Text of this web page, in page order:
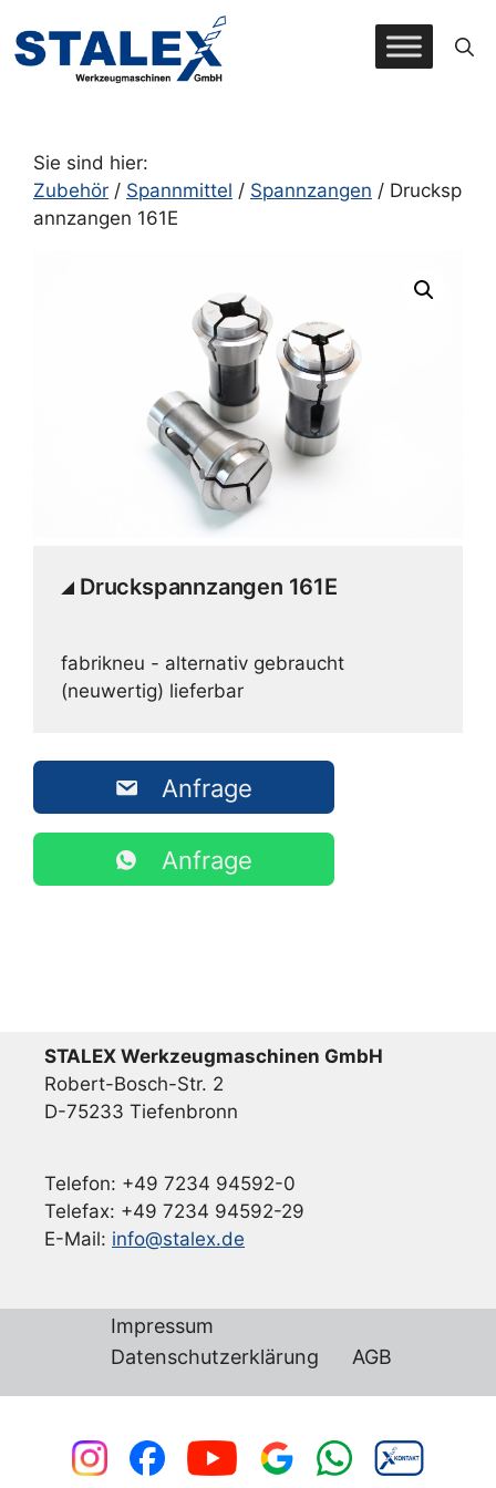
Inhalt
springen
Sie sind hier:
Zubehör / Spannmittel / Spannzangen / Drucksp
annzangen 161E
Druckspannzangen 161E
fabrikneu - alternativ gebraucht
(neuwertig) lieferbar
Anfrage
Anfrage
STALEX Werkzeugmaschinen GmbH
Robert-Bosch-Str. 2
D-75233 Tiefenbronn
Telefon: +49 7234 94592-0
Telefax: +49 7234 94592-29
E-Mail: info@stalex.de
Impressum
Datenschutzerklärung
AGB